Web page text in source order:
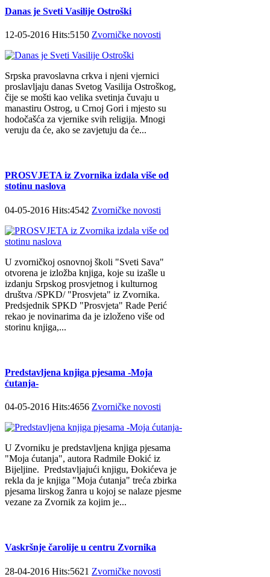
Danas je Sveti Vasilije Ostroški
12-05-2016 Hits:5150 Zvorničke novosti
Srpska pravoslavna crkva i njeni vjernici
proslavljaju danas Svetog Vasilija Ostroškog,
čije se mošti kao velika svetinja čuvaju u
manastiru Ostrog, u Crnoj Gori i mjesto su
hodočašća za vjernike svih religija. Mnogi
veruju da će, ako se zavjetuju da će...
PROSVJETA iz Zvornika izdala više od
stotinu naslova
04-05-2016 Hits:4542 Zvorničke novosti
U zvorničkoj osnovnoj školi "Sveti Sava"
otvorena je izložba knjiga, koje su izašle u
izdanju Srpskog prosvjetnog i kulturnog
društva /SPKD/ "Prosvjeta" iz Zvornika.
Predsjednik SPKD "Prosvjeta" Rade Perić
rekao je novinarima da je izloženo više od
storinu knjiga,...
Predstavljena knjiga pjesama -Moja
ćutanja-
04-05-2016 Hits:4656 Zvorničke novosti
U Zvorniku je predstavljena knjiga pjesama
"Moja ćutanja", autora Radmile Đokić iz
Bijeljine. Predstavljajući knjigu, Đokićeva je
rekla da je knjiga "Moja ćutanja" treća zbirka
pjesama lirskog žanra u kojoj se nalaze pjesme
vezane za Zvornik za kojim je...
Vaskršnje čarolije u centru Zvornika
28-04-2016 Hits:5621 Zvorničke novosti